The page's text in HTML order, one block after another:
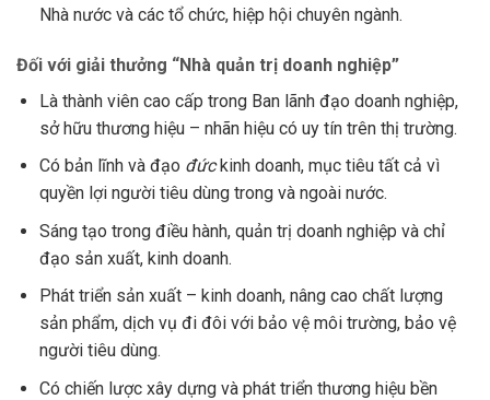
Nhà nước và các tổ chức, hiệp hội chuyên ngành.
Đối với giải thưởng “Nhà quản trị doanh nghiệp”
Là thành viên cao cấp trong Ban lãnh đạo doanh nghiệp,
sở hữu thương hiệu – nhãn hiệu có uy tín trên thị trường.
Có bản lĩnh và đạo đứckinh doanh, mục tiêu tất cả vì
quyền lợi người tiêu dùng trong và ngoài nước.
Sáng tạo trong điều hành, quản trị doanh nghiệp và chỉ
đạo sản xuất, kinh doanh.
Phát triển sản xuất – kinh doanh, nâng cao chất lượng
sản phẩm, dịch vụ đi đôi với bảo vệ môi trường, bảo vệ
người tiêu dùng.
Có chiến lược xây dựng và phát triển thương hiệu bền